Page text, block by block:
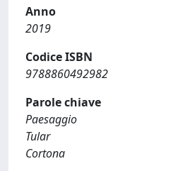
Anno
2019
Codice ISBN
9788860492982
Parole chiave
Paesaggio
Tular
Cortona